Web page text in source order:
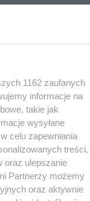
1162 zaufanych
informacje na
takie jak
wysyłane
celu zapewniania
treści,
oraz ulepszanie
Partnerzy możemy
oraz aktywnie